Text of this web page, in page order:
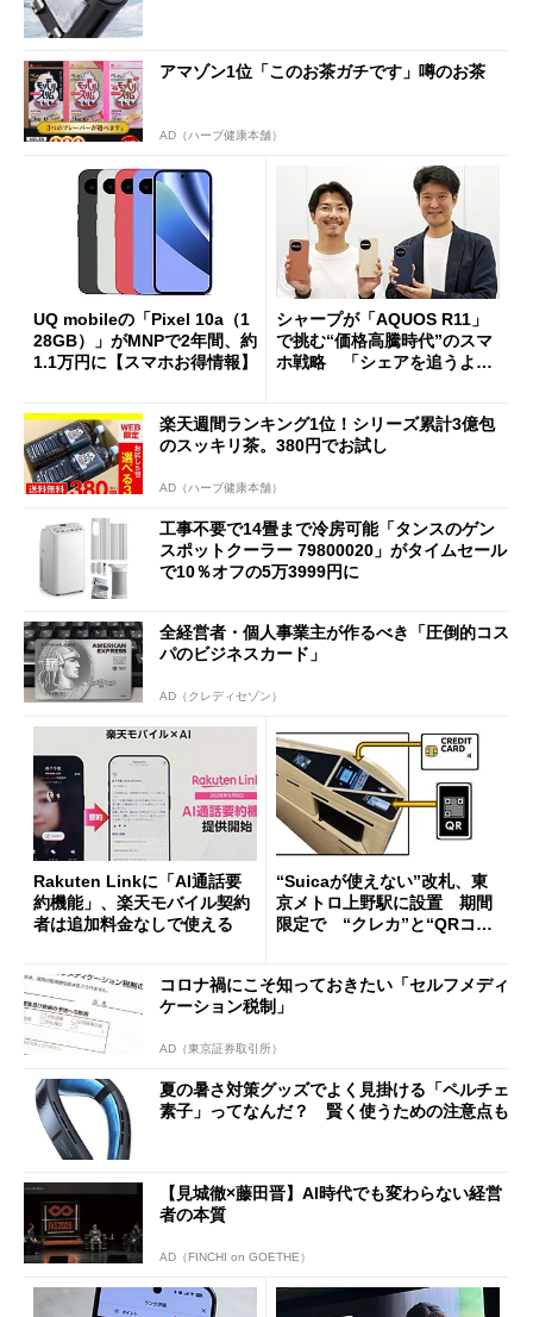
アマゾン1位「このお茶ガチです」噂のお茶
AD（ハーブ健康本舗）
UQ mobileの「Pixel 10a（1
28GB）」がMNPで2年間、約
1.1万円に【スマホお得情報】
シャープが「AQUOS R11」
で挑む“価格高騰時代”のスマ
ホ戦略 「シェアを追うより
楽天週間ランキング1位！シリーズ累計3億包
のスッキリ茶。380円でお試し
AD（ハーブ健康本舗）
工事不要で14畳まで冷房可能「タンスのゲン
スポットクーラー 79800020」がタイムセール
で10％オフの5万3999円に
全経営者・個人事業主が作るべき「圧倒的コス
パのビジネスカード」
AD（クレディセゾン）
Rakuten Linkに「AI通話要
約機能」、楽天モバイル契約
者は追加料金なしで使える
“Suicaが使えない”改札、東
京メトロ上野駅に設置 期間
限定で “クレカ”と“QRコー
コロナ禍にこそ知っておきたい「セルフメディ
ケーション税制」
AD（東京証券取引所）
夏の暑さ対策グッズでよく見掛ける「ペルチェ
素子」ってなんだ？ 賢く使うための注意点も
【見城徹×藤田晋】AI時代でも変わらない経営
者の本質
AD（FINCHI on GOETHE）